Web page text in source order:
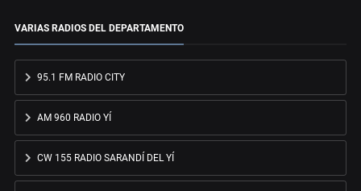
VARIAS RADIOS DEL DEPARTAMENTO
95.1 FM RADIO CITY
AM 960 RADIO YÍ
CW 155 RADIO SARANDÍ DEL YÍ